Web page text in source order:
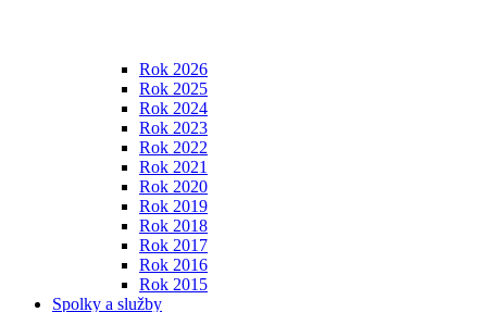
Rok 2026
Rok 2025
Rok 2024
Rok 2023
Rok 2022
Rok 2021
Rok 2020
Rok 2019
Rok 2018
Rok 2017
Rok 2016
Rok 2015
Spolky a služby